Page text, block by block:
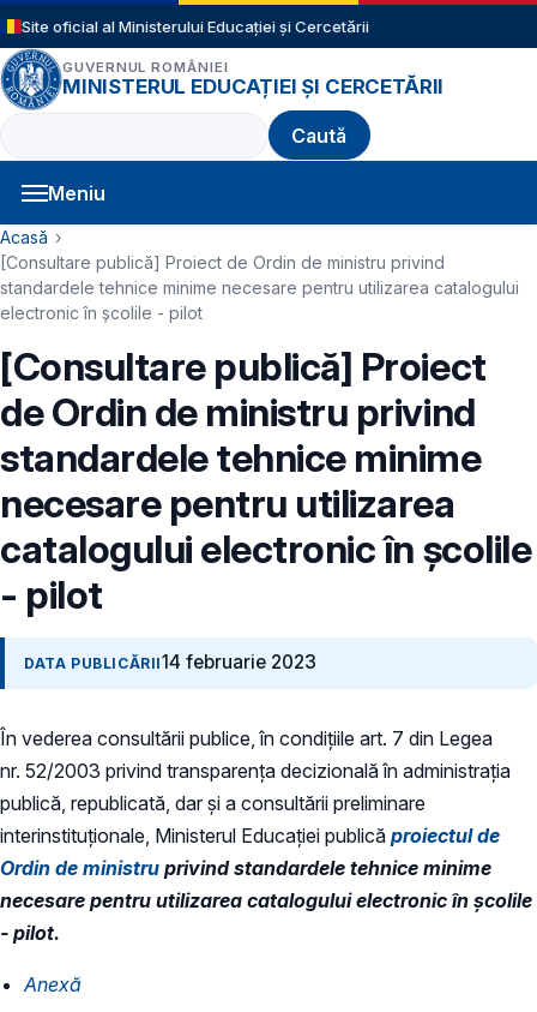
Sari la conținutul principal
Site oficial al Ministerului Educației și Cercetării
GUVERNUL ROMÂNIEI
MINISTERUL EDUCAȚIEI ȘI CERCETĂRII
Caută
Meniu
Navigație principală
Cale de navigare
Acasă
[Consultare publică] Proiect de Ordin de ministru privind
standardele tehnice minime necesare pentru utilizarea catalogului
electronic în școlile - pilot
[Consultare publică] Proiect
de Ordin de ministru privind
standardele tehnice minime
necesare pentru utilizarea
catalogului electronic în școlile
- pilot
DATA PUBLICĂRII14 februarie 2023
În vederea consultării publice, în condiţiile art. 7 din Legea
nr. 52/2003 privind transparenţa decizională în administraţia
publică, republicată, dar și a consultării preliminare
interinstituționale, Ministerul Educaţiei publică proiectul de
Ordin de ministru privind standardele tehnice minime
necesare pentru utilizarea catalogului electronic în școlile
- pilot.
Anexă